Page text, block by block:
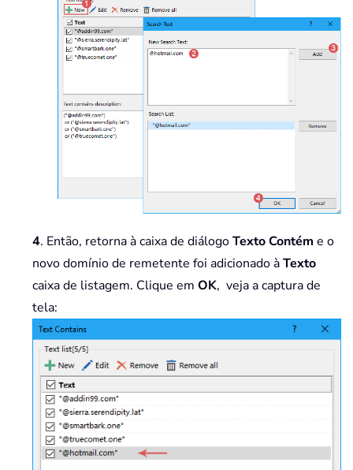
4. Então, retorna à caixa de diálogoTexto Contém e o
novo domínio de remetente foi adicionado àTexto
caixa de listagem. Clique em OK, veja a captura de
tela: